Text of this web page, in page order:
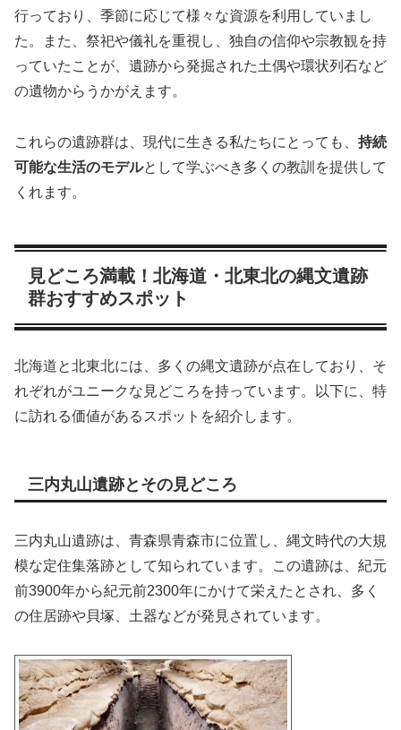
行っており、季節に応じて様々な資源を利用していまし
た。また、祭祀や儀礼を重視し、独自の信仰や宗教観を持
っていたことが、遺跡から発掘された土偶や環状列石など
の遺物からうかがえます。
これらの遺跡群は、現代に生きる私たちにとっても、 持続
可能な生活のモデルとして学ぶべき多くの教訓を提供して
くれます。
見どころ満載！北海道・北東北の縄文遺跡
群おすすめスポット
北海道と北東北には、多くの縄文遺跡が点在しており、そ
れぞれがユニークな見どころを持っています。以下に、特
に訪れる価値があるスポットを紹介します。
三内丸山遺跡とその見どころ
三内丸山遺跡は、青森県青森市に位置し、縄文時代の大規
模な定住集落跡として知られています。この遺跡は、紀元
前3900年から紀元前2300年にかけて栄えたとされ、多く
の住居跡や貝塚、土器などが発見されています。